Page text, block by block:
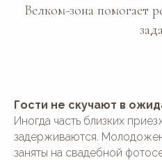
Велком-зона помогает
Гости не скучают в
Иногда часть близких
задерживаются.
заняты на свадебной